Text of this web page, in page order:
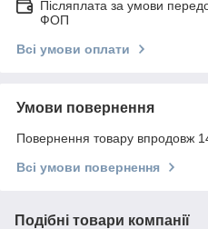
Післяплата за умови
ФОП
Всі умови оплати
Умови повернення
Повернення товару впродовж
Всі умови повернення
Подібні товари компанії